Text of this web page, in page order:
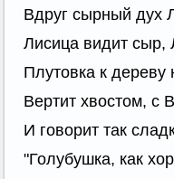
Вдруг сырный дух
Лисица видит сыр,
Плутовка к дереву
Вертит хвостом, с
И говорит так
"Голубушка, как